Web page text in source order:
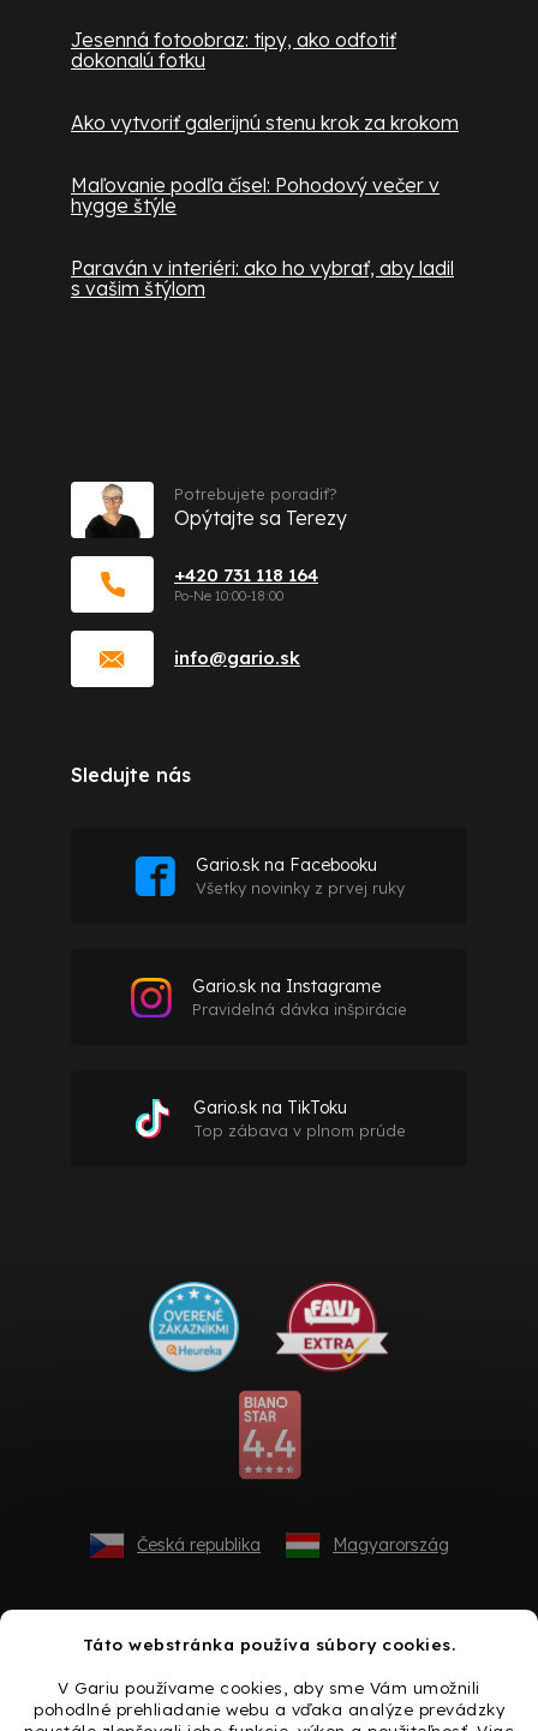
Táto webstránka používa súbory cookies.
V Gariu používame cookies, aby sme Vám umožnili
pohodlné prehliadanie webu a vďaka analýze prevádzky
Jesenná fotoobraz: tipy, ako odfotiť
dokonalú fotku
Ako vytvoriť galerijnú stenu krok za krokom
Maľovanie podľa čísel: Pohodový večer v
hygge štýle
Paraván v interiéri: ako ho vybrať, aby ladil
s vašim štýlom
info@gario.sk
+420 731 118 164
Potrebujete poradiť?
Opýtajte sa Terezy
Sledujte nás
Gario.sk na Facebooku
Všetky novinky z prvej ruky
Gario.sk na Instagrame
Pravidelná dávka inšpirácie
Gario.sk na TikToku
Top zábava v plnom prúde
Česká republika Magyarország